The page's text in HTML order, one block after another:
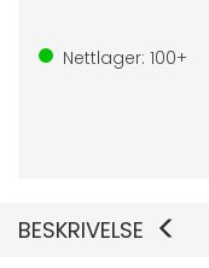
Nettlager: 100+
BESKRIVELSE